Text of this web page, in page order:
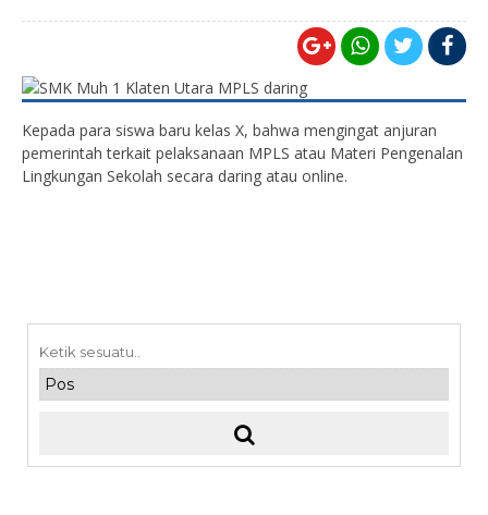
Kepada para siswa baru kelas X, bahwa mengingat anjuran
pemerintah terkait pelaksanaan MPLS atau Materi Pengenalan
Lingkungan Sekolah secara daring atau online.